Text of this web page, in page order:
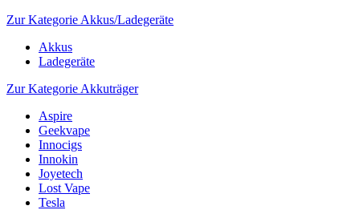
Zur Kategorie Akkus/Ladegeräte
Akkus
Ladegeräte
Zur Kategorie Akkuträger
Aspire
Geekvape
Innocigs
Innokin
Joyetech
Lost Vape
Tesla